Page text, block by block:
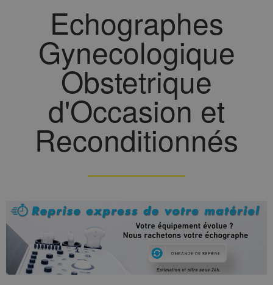
Echographes
Gynecologique
Obstetrique
d'Occasion et
Reconditionnés